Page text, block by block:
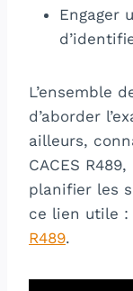
Engager
L’ensemble
d’aborder
ailleurs,
CACES
planifier les
ce lien utile :
R489.